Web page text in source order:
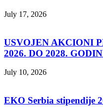
July 17, 2026
USVOJEN AKCIONI
2026. DO 2028.
July 10, 2026
EKO Serbia stipendije